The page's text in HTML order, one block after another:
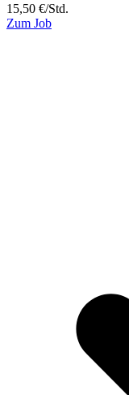
15,50 €/Std.
Zum Job